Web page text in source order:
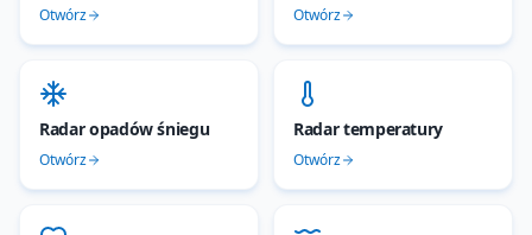
Otwórz Otwórz
Radar opadów śniegu
Otwórz
Radar temperatury
Otwórz